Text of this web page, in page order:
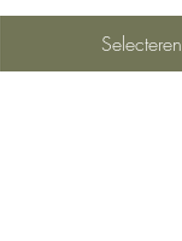
Selecteren